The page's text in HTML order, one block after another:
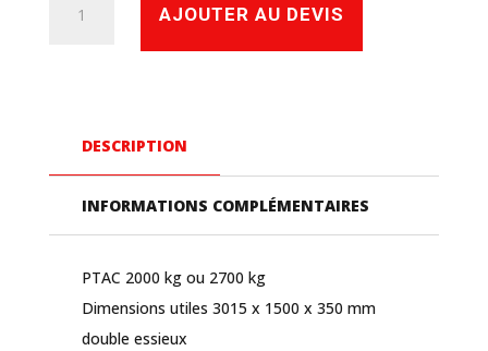
Plateau
3m
1,50m
AJOUTER AU DEVIS
DESCRIPTION
INFORMATIONS COMPLÉMENTAIRES
PTAC 2000 kg ou 2700 kg
Dimensions utiles 3015 x 1500 x 350 mm
double essieux